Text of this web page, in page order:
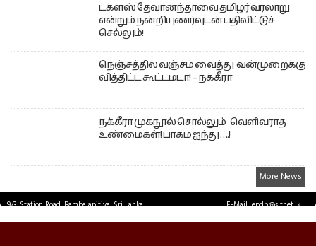
டக்ளஸ் தேவானந்தாவை தமிழர் வரலாறு
என்றும் நன்றியுணர்வுடன் பதிவிட்டுச்
செல்லும்!
நெஞ்சத்தில் வஞ்சம் வைத்து வன்முறைக்கு
வித்திட்ட கூட்டமடா! – நக்கீரா
நக்கீரா முகநூல் சொல்லும் வெளிவராத
உண்மைகள்! பாகம் ஐந்து ….!
More News
9/3, Station Road, Bambalapitiya, Sri Lanka.
E-Mail: epdp@sltnet.lk